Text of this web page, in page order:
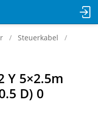
Steuerkabel
Y 5×2.5m
D) 0